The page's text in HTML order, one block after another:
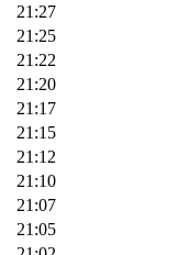
21:27
21:25
21:22
21:20
21:17
21:15
21:12
21:10
21:07
21:05